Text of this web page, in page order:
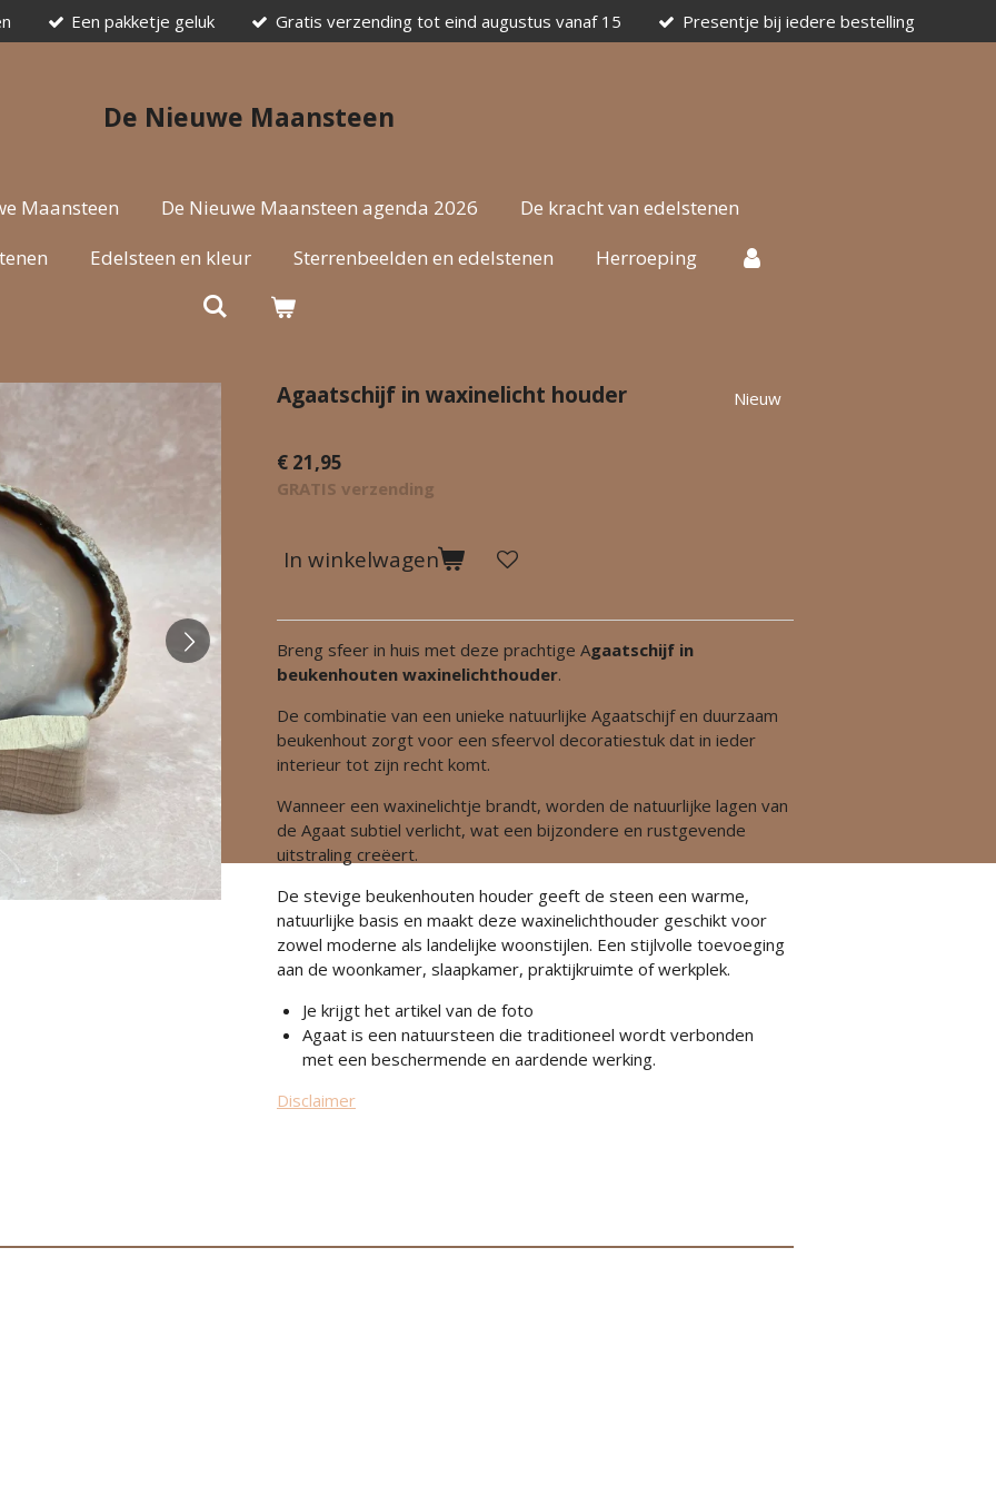
Een pakketje geluk Gratis verzending tot eind augustus vanaf 15 Presentje bij iedere bestelling
De Nieuwe Maansteen
Maansteen De Nieuwe Maansteen agenda 2026
De kracht van edelstenen
Edelsteen en kleur Sterrenbeelden en edelstenen Herroeping
Agaatschijf in waxinelicht houder Nieuw
€ 21,95
GRATIS verzending
In winkelwagen
Breng sfeer in huis met deze prachtige Agaatschijf in
beukenhouten waxinelichthouder.
De combinatie van een unieke natuurlijke Agaatschijf en duurzaam
beukenhout zorgt voor een sfeervol decoratiestuk dat in ieder
interieur tot zijn recht komt.
Wanneer een waxinelichtje brandt, worden de natuurlijke lagen van
de Agaat subtiel verlicht, wat een bijzondere en rustgevende
uitstraling creëert.
De stevige beukenhouten houder geeft de steen een warme,
natuurlijke basis en maakt deze waxinelichthouder geschikt voor
zowel moderne als landelijke woonstijlen. Een stijlvolle toevoeging
aan de woonkamer, slaapkamer, praktijkruimte of werkplek.
Je krijgt het artikel van de foto
Agaat is een natuursteen die traditioneel wordt verbonden
meteen beschermende en aardende werking.
Disclaimer